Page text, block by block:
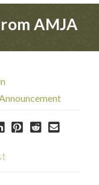
AMJA
Announcement